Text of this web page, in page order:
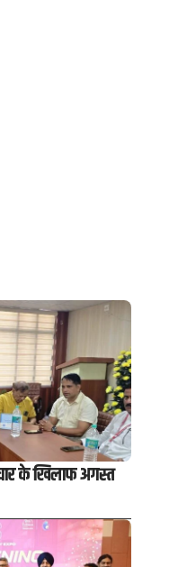
के खिलाफ अगस्त